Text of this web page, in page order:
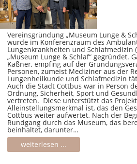
Vereinsgründung „Museum Lunge &
wurde im Konferenzraum des
Lungenkrankheiten und Schlafmedizin
„Museum Lunge & Schlaf“ gegründet.
Käßner, empfing auf der
Personen, zumeist Mediziner aus der
Lungenheilkunde und Schlafmedizin
Auch die Stadt Cottbus war in Person
Ordnung, Sicherheit, Sport und
vertreten. Diese unterstützt das
Alleinstellungsmerkmal ist, das den
Cottbus weiter aufwertet. Nach der
Rundgang durch das Museum, das
beinhaltet, darunter…
weiterlesen ...